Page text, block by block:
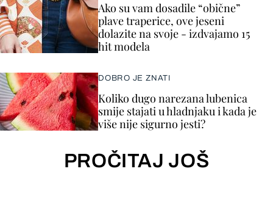
Ako su vam dosadile “obične”
plave traperice, ove jeseni
dolazite na svoje - izdvajamo 15
hit modela
DOBRO JE ZNATI
Koliko dugo narezana lubenica
smije stajati u hladnjaku i kada je
više nije sigurno jesti?
PROČITAJ JOŠ